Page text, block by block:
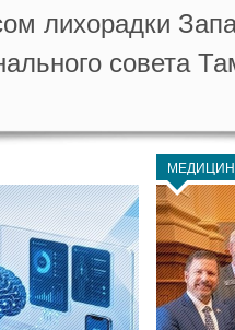
лихорадки
совета